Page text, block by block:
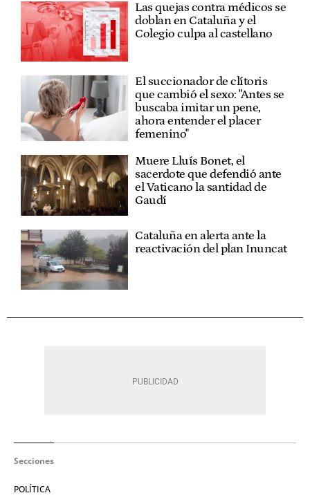
Las quejas contra médicos se
doblan en Cataluña y el
Colegio culpa al castellano
El succionador de clítoris
que cambió el sexo: "Antes se
buscaba imitar un pene,
ahora entender el placer
femenino"
Muere Lluís Bonet, el
sacerdote que defendió ante
el Vaticano la santidad de
Gaudí
Cataluña en alerta ante la
reactivación del plan Inuncat
Secciones
POLÍTICA